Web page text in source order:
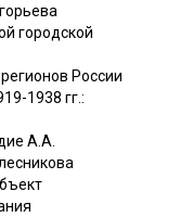
городской
России
1938 гг.:
A.A.